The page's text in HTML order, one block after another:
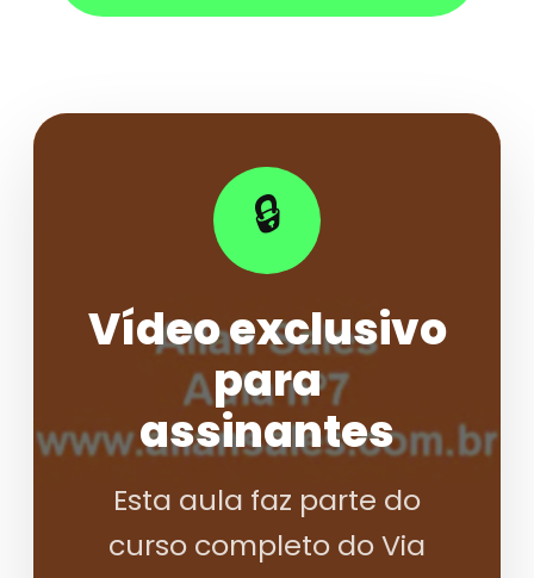
🔒
Vídeo exclusivo
para
assinantes
Esta aula faz parte do
curso completo do Via